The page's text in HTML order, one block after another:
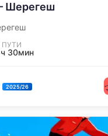
Шерегеш
ПУТИ
30мин
2025/26